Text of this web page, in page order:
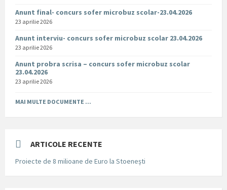
Anunt final- concurs sofer microbuz scolar-23.04.2026
23 aprilie 2026
Anunt interviu- concurs sofer microbuz scolar 23.04.2026
23 aprilie 2026
Anunt probra scrisa – concurs sofer microbuz scolar
23.04.2026
23 aprilie 2026
MAI MULTE DOCUMENTE ...
ARTICOLE RECENTE
Proiecte de 8 milioane de Euro la Stoenești